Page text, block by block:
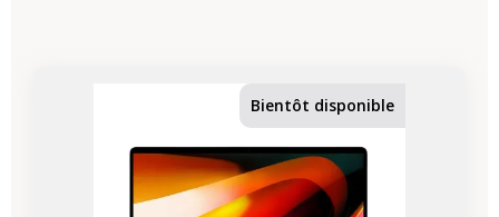
Bientôt disponible